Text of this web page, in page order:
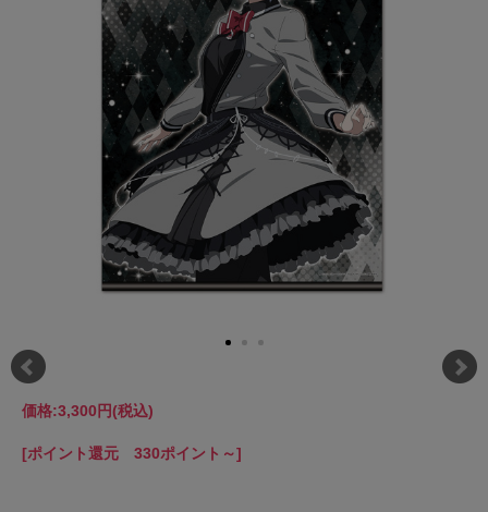
価格:3,300円(税込)
[ポイント還元 330ポイント～]